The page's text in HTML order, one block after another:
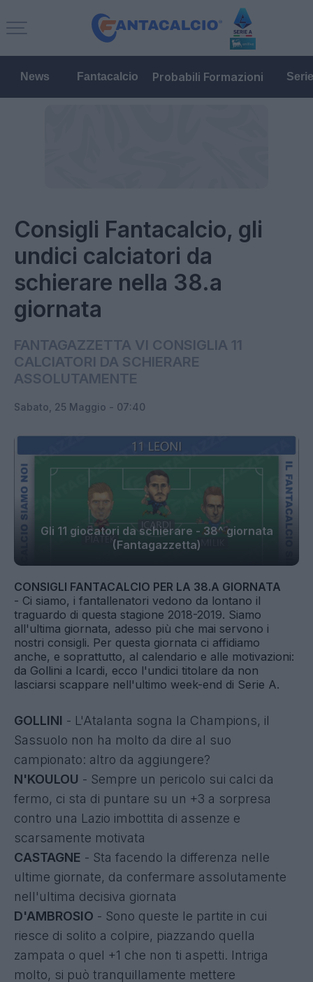
News Fantacalcio Probabili Formazioni
Consigli Fantacalcio, gli
undici calciatori da
schierare nella 38.a
giornata
FANTAGAZZETTA VI CONSIGLIA 11
CALCIATORI DA SCHIERARE
ASSOLUTAMENTE
Sabato, 25 Maggio - 07:40
Gli 11 giocatori da schierare - 38^ giornata
(Fantagazzetta)
CONSIGLI FANTACALCIO PER LA 38.A GIORNATA
- Ci siamo, i fantallenatori vedono da lontano il
traguardo di questa stagione 2018-2019. Siamo
all'ultima giornata, adesso più che mai servono i
nostri consigli. Per questa giornata ci affidiamo
anche, e soprattutto, al calendario e alle motivazioni:
da Gollini a Icardi, ecco l'undici titolare da non
lasciarsi scappare nell'ultimo week-end di Serie A.
GOLLINI - L'Atalanta sogna la Champions, il
Sassuolo non ha molto da dire al suo
campionato: altro da aggiungere?
N'KOULOU - Sempre un pericolo sui calci da
fermo, ci sta di puntare su un +3 a sorpresa
contro una Lazio imbottita di assenze e
scarsamente motivata
CASTAGNE - Sta facendo la differenza nelle
ultime giornate, da confermare assolutamente
nell'ultima decisiva giornata
D'AMBROSIO - Sono queste le partite in cui
riesce di solito a colpire, piazzando quella
zampata o quel +1 che non ti aspetti. Intriga
molto, si può tranquillamente mettere